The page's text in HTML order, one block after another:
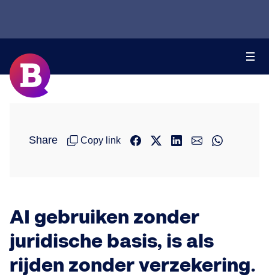
Share Copy link
AI gebruiken zonder
juridische basis, is als
rijden zonder verzekering.